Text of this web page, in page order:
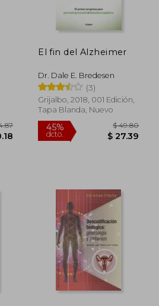
45%
dcto. $
El fin del Alzheimer
Dr. Dale E. Bredesen
(3)
Grijalbo, 2018, 001 Edición,
Tapa Blanda, Nuevo